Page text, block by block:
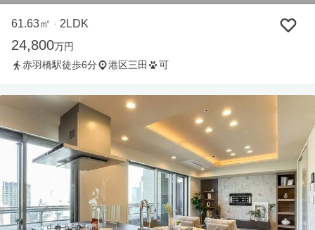
61.63㎡ ・ 2LDK
24,800万円
赤羽橋駅徒歩6分
港区三田 可